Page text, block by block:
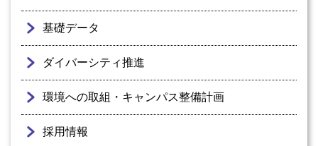
基礎データ
ダイバーシティ推進
環境への取組・キャンパス整備計画
採用情報